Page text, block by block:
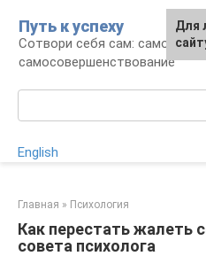
контенту
Путь к успеху
Сотвори себя сам:
самосовершенствование
English
Главная » Психология
Как перестать жалеть
совета психолога
Для